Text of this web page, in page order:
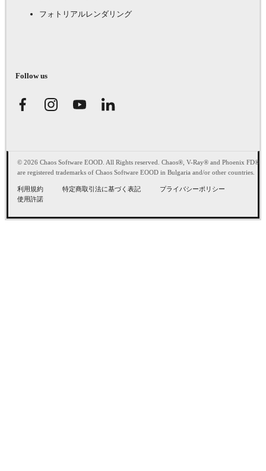
フォトリアルレンダリング
Follow us
© 2026 Chaos Software EOOD. All Rights reserved. Chaos®, V-Ray® and Phoenix FD®
are registered trademarks of Chaos Software EOOD in Bulgaria and/or other countries.
利用規約 特定商取引法に基づく表記
プライバシーポリシー
使用許諾